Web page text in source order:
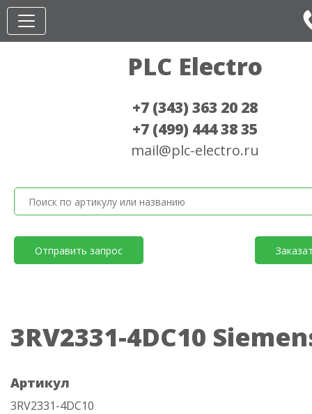
PLC Electro
+7 (343) 363 20 28
+7 (499) 444 38 35
mail@plc-electro.ru
Отправить запрос
3RV2331-4DC10
Артикул
3RV2331-4DC10